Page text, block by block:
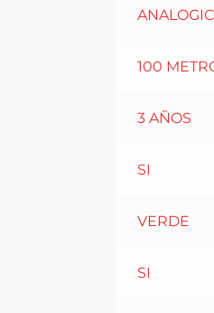
100
3 AÑOS
SI
VERDE
SI